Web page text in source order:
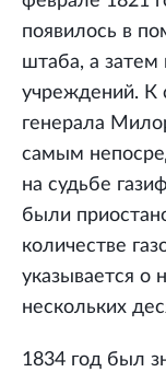
появилось в
штаба, а затем
учреждений. К
генерала
самым
на судьбе
были
количестве
указывается о
нескольких
1834 год был